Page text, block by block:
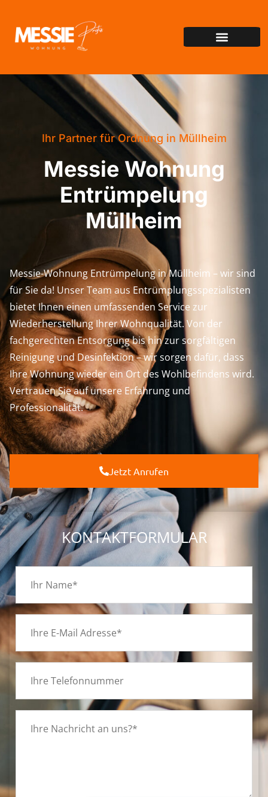
Ihr Partner für Ordnung in Müllheim
Messie Wohnung
Entrümpelung
Müllheim
Messie-Wohnung Entrümpelung in Müllheim – wir sind
für Sie da! Unser Team aus Entrümplungsspezialisten
bietet Ihnen einen umfassenden Service zur
Wiederherstellung Ihrer Wohnqualität. Von der
fachgerechten Entsorgung bis hin zur sorgfältigen
Reinigung und Desinfektion – wir sorgen dafür, dass
Ihre Wohnung wieder ein Ort des Wohlbefindens wird.
Vertrauen Sie auf unsere Erfahrung und
Professionalität.
Jetzt Anrufen
KONTAKTFORMULAR